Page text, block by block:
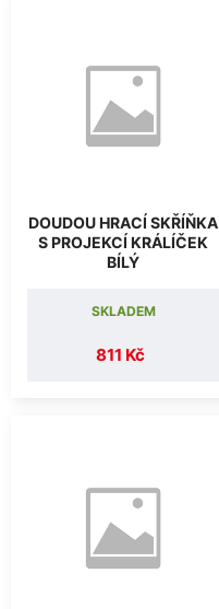
DOUDOU HRACÍ SKŘÍŇKA
S PROJEKCÍ KRÁLÍČEK
BÍLÝ
811 Kč
SKLADEM